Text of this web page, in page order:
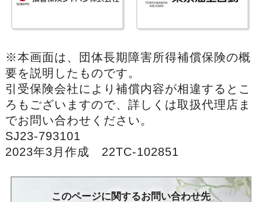
※本画面は、団体長期障害所得補償保険の概
要を説明したものです。
引受保険会社により補償内容が相違するとこ
ろもございますので、詳しくは取扱代理店ま
でお問い合わせください。
SJ23-793101
2023年3月作成 22TC-102851
このページに関するお問い合わせ先